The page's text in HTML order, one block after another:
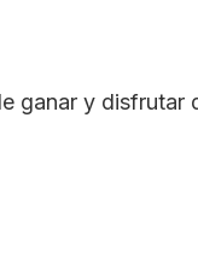
ganar y disfrutar